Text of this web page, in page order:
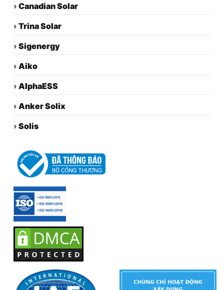
› Canadian Solar
› Trina Solar
› Sigenergy
› Aiko
› AlphaESS
› Anker Solix
› Solis